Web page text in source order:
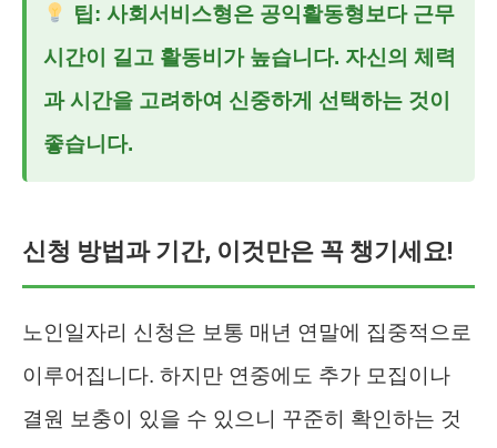
팁: 사회서비스형은 공익활동형보다 근무
시간이 길고 활동비가 높습니다. 자신의 체력
과 시간을 고려하여 신중하게 선택하는 것이
좋습니다.
신청 방법과 기간, 이것만은 꼭 챙기세요!
노인일자리 신청은 보통 매년 연말에 집중적으로
이루어집니다. 하지만 연중에도 추가 모집이나
결원 보충이 있을 수 있으니 꾸준히 확인하는 것